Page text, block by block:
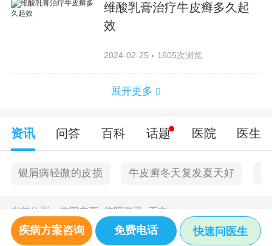
维酸乳膏治疗牛皮癣多久起
效
2024-02-25 1605次浏览
展开更多
资讯 问答 百科 话题 医院 医生
银屑病轻微的皮损 牛皮癣冬天复发夏天好
当前位置： 信阳主页> 信阳资讯 正文
疾病方案咨询 免费电话 快速问医生